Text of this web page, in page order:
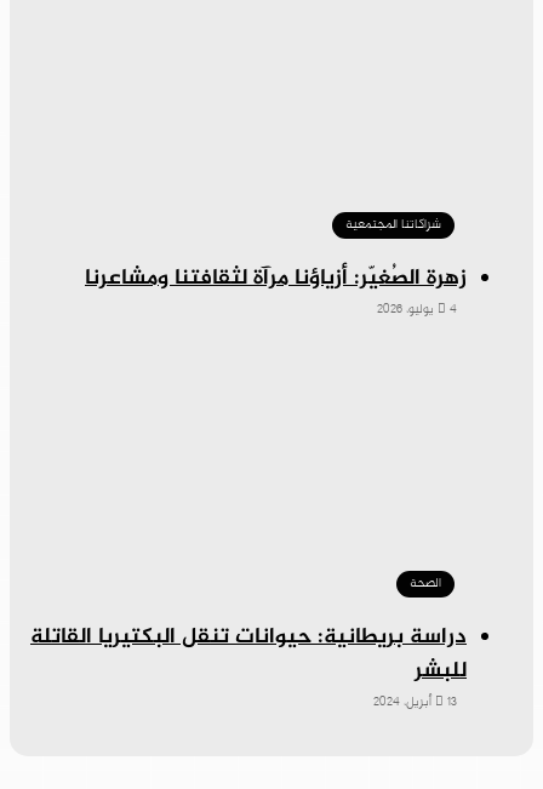
شراكاتنا المجتمعية
زهرة الصُغيّر: أزياؤنا مرآة لثقافتنا ومشاعرنا
4 يوليو، 2026
الصحة
دراسة بريطانية: حيوانات تنقل البكتيريا القاتلة
للبشر
13 أبريل، 2024